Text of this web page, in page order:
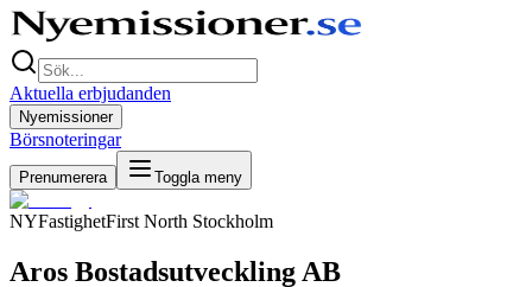
Aktuella erbjudanden
Nyemissioner
Börsnoteringar
Prenumerera Toggla meny
NYFastighetFirst North Stockholm
Aros Bostadsutveckling AB